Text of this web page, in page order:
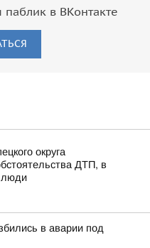
в ВКонтакте
округа
ДТП, в
люди
в аварии под